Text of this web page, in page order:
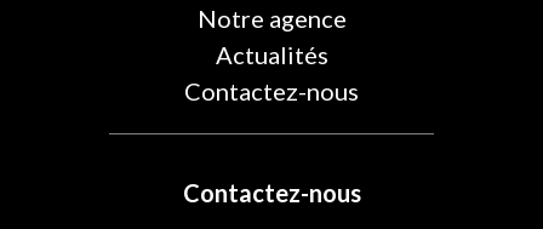
Notre agence
Actualités
Contactez-nous
Contactez-nous